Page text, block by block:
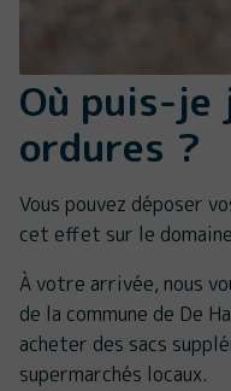
Où puis-je
ordures ?
Vous pouvez déposer
cet effet sur le
À votre arrivée, nous
de la commune de De
acheter des sacs
supermarchés locaux.